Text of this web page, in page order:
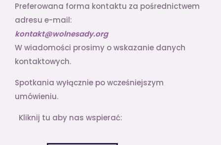
Preferowana forma kontaktu za pośrednictwem
adresu e-mail:
kontakt@wolnesady.org
W wiadomości prosimy o wskazanie danych
kontaktowych.
Spotkania wyłącznie po wcześniejszym
umówieniu.
Kliknij tu aby nas wspierać: